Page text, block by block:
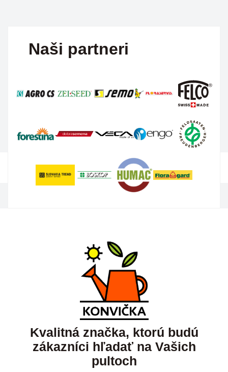
Naši partneri
Kvalitná značka, ktorú budú
zákazníci hľadať na Vašich
pultoch